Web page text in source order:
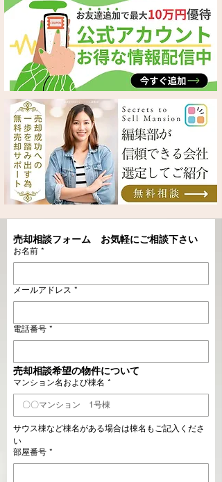
売却相談フォーム　お気軽にご相談下さい
お名前 *
メールアドレス *
電話番号 *
売却相談希望の物件について
マンション名および棟名 *
サウス棟など棟名がある場合は棟名もご記入くださ
い
部屋番号 *